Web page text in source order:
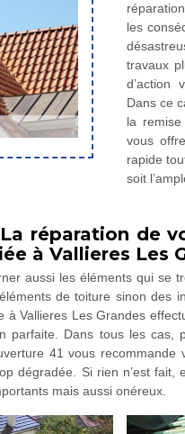
les
travaux
d’action
Dans ce
la
vous
rapide
soit
réparation de
à Vallieres Les
aussi les éléments qui se
de toiture sinon des
à Vallieres Les Grandes
parfaite. Dans tous les
41 vous
dégradée. Si rien n’est
mais aussi onéreux.